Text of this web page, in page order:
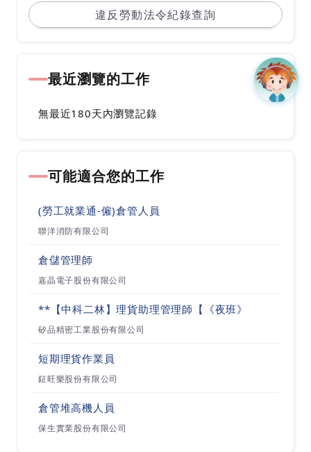
創新性產品。未來我們將持續憑藉創新可靠的技
術，廣泛應用於通訊、數據連接、下一世代行動通
• 索爾思光電以自有品牌行銷全球，成為全球主要
提供進階無線通聯技術的供應商。
們研發的下一世代的產品，為數據中心提供低功
域需求。我們致力於通過預測技術和市場導向，發
展尖端技術，並始終如一地履行我們的承諾，以滿
足客戶的需求，創造品牌價值，並且奠定了索爾思
光電在全球光纖收發器市場未來發展的有利地位。
證了公司能夠迅速提供以市場為導向的高性能光器
件產品和子系統。索爾思精益質量（SLQ）體系是
我們關鍵業務戰略的執行基礎。本著這精神，我們
的首要任務之一是堅持不懈地追求在每一個過程中
違反勞動法令紀錄查詢
最近瀏覽的工作
無最近180天內瀏覽記錄
可能適合您的工作
(勞工就業通-僱)倉管人員
聯洋消防有限公司
倉儲管理師
嘉晶電子股份有限公司
**【中科二林】理貨助理管理師【《夜班》
矽品精密工業股份有限公司
短期理貨作業員
鉦旺樂股份有限公司
倉管堆高機人員
保生實業股份有限公司